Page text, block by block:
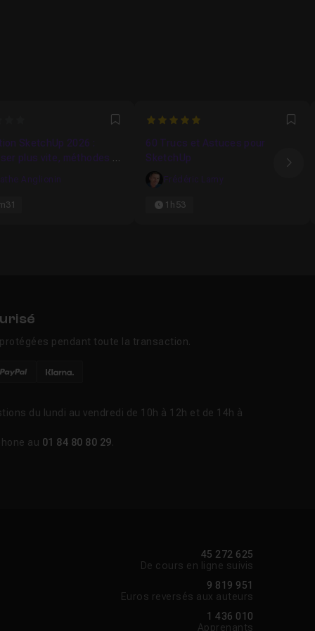
Favori
SketchUp 2026 :
plus vite, méthodes et
de pro
Anglionin
5
60 Trucs et Astuces pour
SketchUp
Frédéric Lamy
1h53
pendant toute la transaction.
du lundi au vendredi de 10h à 12h et de 14h à
au 01 84 80 80 29.
45 272 625
De cours en ligne suivis
9 819 951
Euros reversés aux auteurs
1 436 010
Apprenants